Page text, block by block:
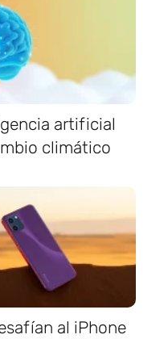
artificial
climático
al iPhone